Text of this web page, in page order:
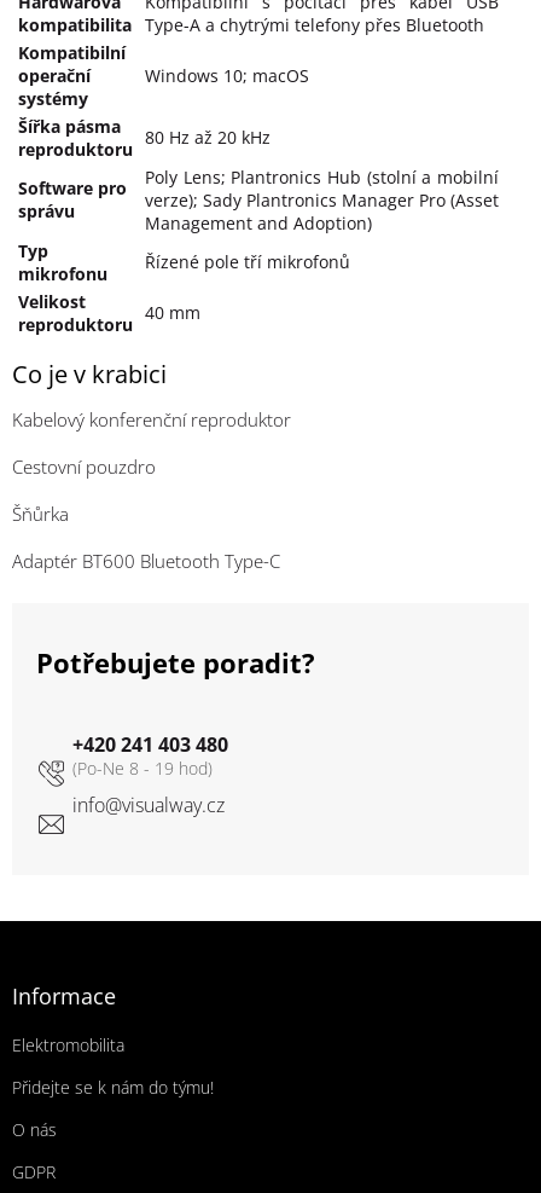
kompatibilita Type-A a chytrými telefony přes Bluetooth
Kompatibilní
operační
systémy
Windows 10; macOS
Šířka pásma
reproduktoru
80 Hz až 20 kHz
Software pro
správu
Poly Lens; Plantronics Hub (stolní a mobilní
verze); Sady Plantronics Manager Pro (Asset
Management and Adoption)
Typ
mikrofonu
Řízené pole tří mikrofonů
Velikost
reproduktoru
40 mm
Co je v krabici
Kabelový konferenční reproduktor
Cestovní pouzdro
Šňůrka
Adaptér BT600 Bluetooth Type-C
Potřebujete poradit?
info@visualway.cz
+420 241 403 480
Informace
Elektromobilita
Přidejte se k nám do týmu!
O nás
GDPR